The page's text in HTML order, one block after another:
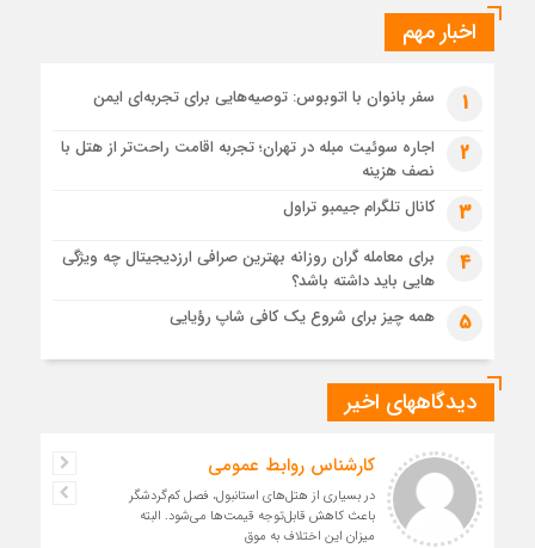
اخبار مهم
1 سفر بانوان با اتوبوس: توصیه‌هایی برای تجربه‌ای ایمن
2
اجاره سوئیت مبله در تهران؛ تجربه اقامت راحت‌تر از هتل با
نصف هزینه
3 کانال تلگرام جیمبو تراول
4
برای معامله گران روزانه بهترین صرافی ارزدیجیتال چه ویژگی
هایی باید داشته باشد؟
5 همه چیز برای شروع یک کافی شاپ رؤیایی
دیدگاههای اخیر
کارشناس روابط عمومی
در بسیاری از هتل‌های استانبول، فصل کم‌گردشگر
باعث کاهش قابل‌توجه قیمت‌ها می‌شود. البته
میزان این اختلاف به موق